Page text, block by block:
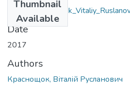
Thumbnail
Available
Date
2017
Authors
Краснощок, Віталій Русланович